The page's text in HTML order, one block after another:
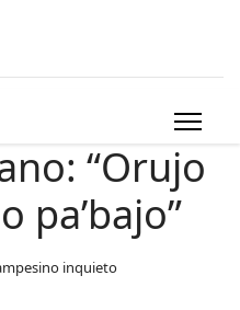
“Orujo
pa’bajo”
inquieto